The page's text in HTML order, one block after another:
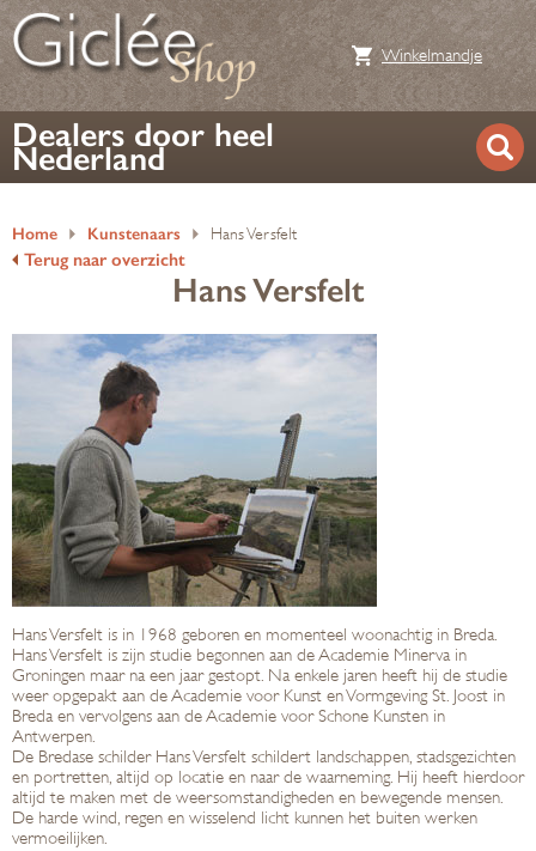
Winkelmandje
Dealers door heel
Nederland
Home Kunstenaars Hans Versfelt
Terug naar overzicht
Hans Versfelt
Hans Versfelt is in 1968 geboren en momenteel woonachtig in Breda.
Hans Versfelt is zijn studie begonnen aan de Academie Minerva in
Groningen maar na een jaar gestopt. Na enkele jaren heeft hij de studie
weer opgepakt aan de Academie voor Kunst en Vormgeving St. Joost in
Breda en vervolgens aan de Academie voor Schone Kunsten in
Antwerpen.
De Bredase schilder Hans Versfelt schildert landschappen, stadsgezichten
en portretten, altijd op locatie en naar de waarneming. Hij heeft hierdoor
altijd te maken met de weersomstandigheden en bewegende mensen.
De harde wind, regen en wisselend licht kunnen het buiten werken
vermoeilijken.